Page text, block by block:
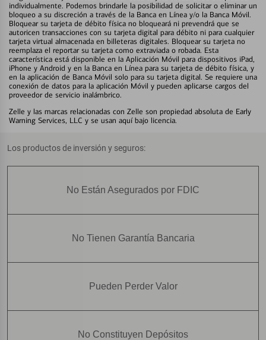
individualmente. Podemos brindarle la posibilidad de solicitar o eliminar un
bloqueo a su discreción a través de la Banca en Línea y/o la Banca Móvil.
Bloquear su tarjeta de débito física no bloqueará ni prevendrá que se
autoricen transacciones con su tarjeta digital para débito ni para cualquier
tarjeta virtual almacenada en billeteras digitales. Bloquear su tarjeta no
reemplaza el reportar su tarjeta como extraviada o robada. Esta
característica está disponible en la Aplicación Móvil para dispositivos iPad,
iPhone y Android y en la Banca en Línea para su tarjeta de débito física, y
en la aplicación de Banca Móvil solo para su tarjeta digital. Se requiere una
conexión de datos para la aplicación Móvil y pueden aplicarse cargos del
proveedor de servicio inalámbrico.
Zelle y las marcas relacionadas con Zelle son propiedad absoluta de Early
Warning Services, LLC y se usan aquí bajo licencia.
Los productos de inversión y seguros:
No Están Asegurados por FDIC
No Tienen Garantía Bancaria
Pueden Perder Valor
No Constituyen Depósitos